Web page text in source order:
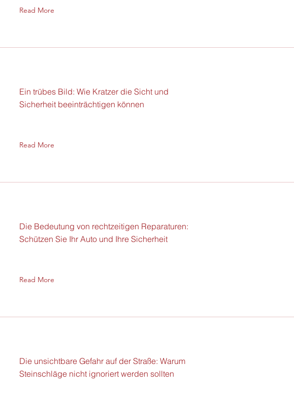
Read More
Ein trübes Bild: Wie Kratzer die Sicht und
Sicherheit beeinträchtigen können
Read More
Die Bedeutung von rechtzeitigen Reparaturen:
Schützen Sie Ihr Auto und Ihre Sicherheit
Read More
Die unsichtbare Gefahr auf der Straße: Warum
Steinschläge nicht ignoriert werden sollten